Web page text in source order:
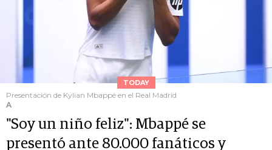
TODAY
Presentación de Kylian Mbappé en el Real Madrid
A
"Soy un niño feliz": Mbappé se
presentó ante 80.000 fanáticos y